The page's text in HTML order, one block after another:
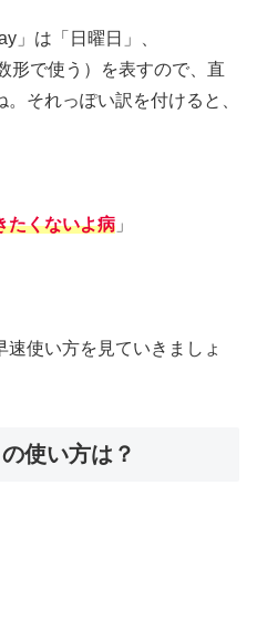
」は「日曜日」、
形で使う）を表すので、直
それっぽい訳を付けると、
たくないよ病 」
使い方を見ていきましょ
使い方は？